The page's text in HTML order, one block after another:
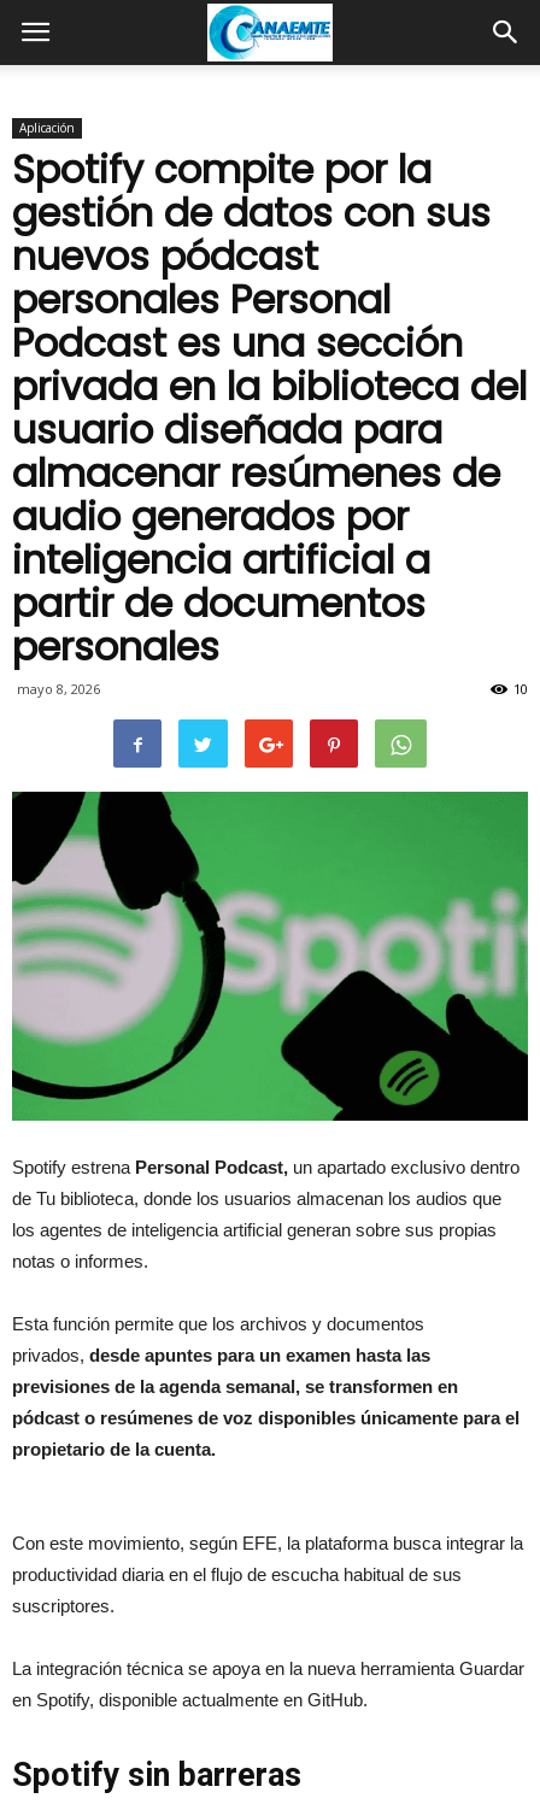
Aplicación
Spotify compite por la
gestión de datos con sus
nuevos pódcast
personales Personal
Podcast es una sección
privada en la biblioteca del
usuario diseñada para
almacenar resúmenes de
audio generados por
inteligencia artificial a
partir de documentos
personales
mayo 8, 2026 10
Spotify estrena Personal Podcast, un apartado exclusivo dentro
de Tu biblioteca, donde los usuarios almacenan los audios que
los agentes de inteligencia artificial generan sobre sus propias
notas o informes.
Esta función permite que los archivos y documentos
privados, desde apuntes para un examen hasta las
previsiones de la agenda semanal, se transformen en
pódcast o resúmenes de voz disponibles únicamente para el
propietario de la cuenta.
Con este movimiento, según EFE, la plataforma busca integrar la
productividad diaria en el flujo de escucha habitual de sus
suscriptores.
La integración técnica se apoya en la nueva herramienta Guardar
en Spotify, disponible actualmente en GitHub.
Spotify sin barreras